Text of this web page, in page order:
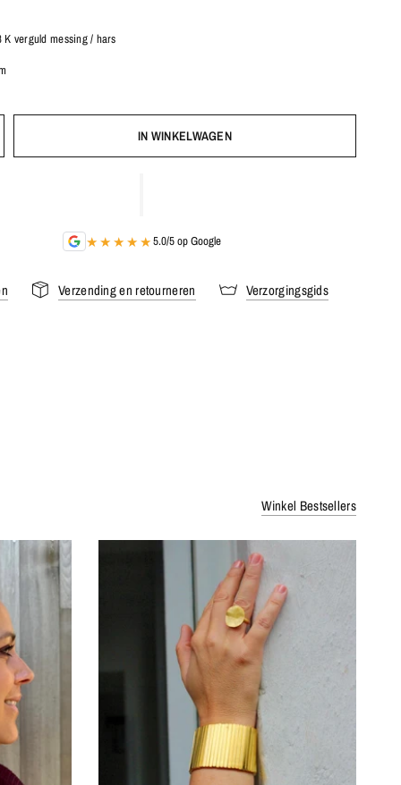
K verguld messing / hars
IN WINKELWAGEN
★★★★★5.0/5 op Google
Verzending en retourneren Verzorgingsgids
Winkel Bestsellers